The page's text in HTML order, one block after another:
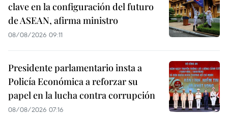
clave en la configuración del futuro
de ASEAN, afirma ministro
08/08/2026 09:11
Presidente parlamentario insta a
Policía Económica a reforzar su
papel en la lucha contra corrupción
08/08/2026 07:16